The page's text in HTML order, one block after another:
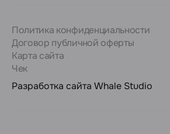
Политика конфиденциальности
Договор публичной оферты
Карта сайта
Чек
Разработка сайта Whale Studio